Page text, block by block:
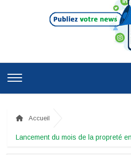
Accueil
Lancement du mois de la propreté